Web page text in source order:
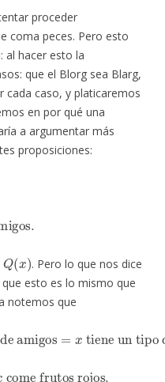
proceder
coma peces. Pero esto
al hacer esto la
que el Blorg sea Blarg,
cada caso, y platicaremos
en por qué una
a argumentar más
proposiciones:
x)
. Pero lo que nos dice
esto es lo mismo que
notemos que
frutos rojos